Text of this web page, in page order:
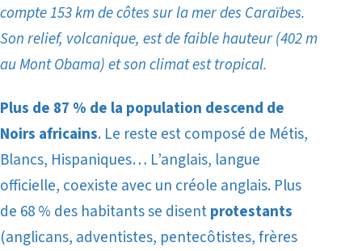
compte 153 km de côtes sur la mer des Caraïbes.
Son relief, volcanique, est de faible hauteur (402 m
au Mont Obama) et son climat est tropical.
Plus de 87 % de la population descend de
Noirs africains. Le reste est composé de Métis,
Blancs, Hispaniques… L’anglais, langue
officielle, coexiste avec un créole anglais. Plus
de 68 % des habitants se disentprotestants
(anglicans, adventistes, pentecôtistes, frères